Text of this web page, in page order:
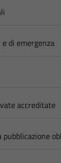
di emergenza
accreditate